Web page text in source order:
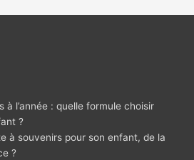
à l’année : quelle formule choisir
?
à souvenirs pour son enfant, de la
?